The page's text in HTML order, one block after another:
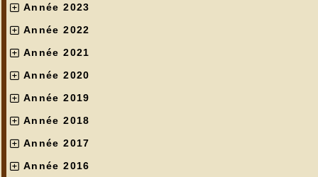
Année 2023
Année 2022
Année 2021
Année 2020
Année 2019
Année 2018
Année 2017
Année 2016